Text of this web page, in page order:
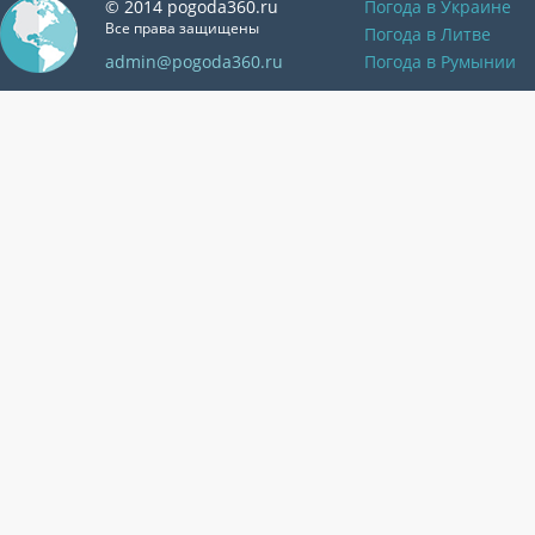
© 2014 pogoda360.ru
Все права защищены
admin@pogoda360.ru
Погода в Украине
Погода в Литве
Погода в Румынии